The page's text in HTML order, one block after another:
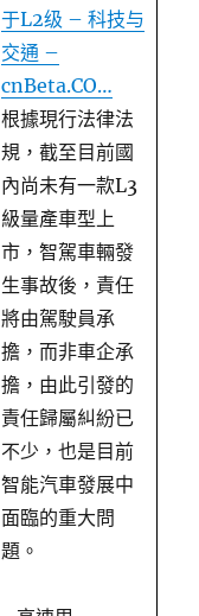
于L2级 – 科技与
交通 –
cnBeta.CO…
根據現行法律法
規，截至目前國
內尚未有一款L3
級量產車型上
市，智駕車輛發
生事故後，責任
將由駕駛員承
擔，而非車企承
擔，由此引發的
責任歸屬糾紛已
不少，也是目前
智能汽車發展中
面臨的重大問
題。